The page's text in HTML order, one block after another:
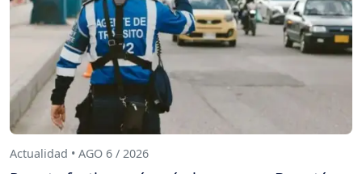
Actualidad • AGO 6 / 2026